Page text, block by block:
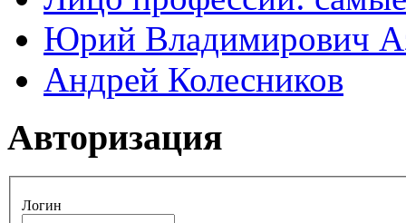
Юрий Владимирович
Андрей Колесников
Авторизация
Логин